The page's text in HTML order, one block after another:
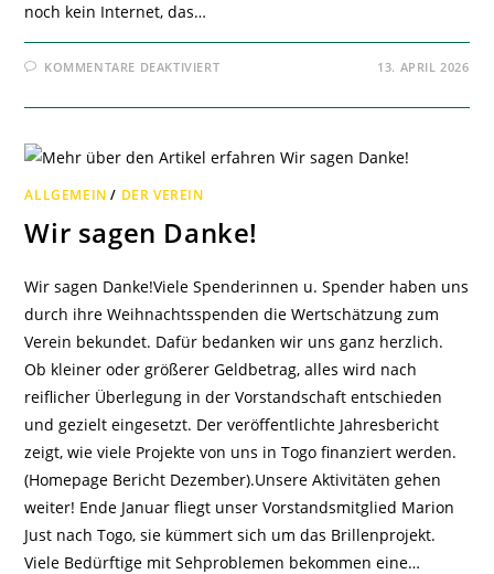
noch kein Internet, das…
KOMMENTARE DEAKTIVIERTFÜR
ILFE F
13. APRIL 2026
ALLGEMEIN / DER VEREIN
Wir sagen Danke!
Wir sagen Danke!Viele Spenderinnen u. Spender haben uns
durch ihre Weihnachtsspenden die Wertschätzung zum
Verein bekundet. Dafür bedanken wir uns ganz herzlich.
Ob kleiner oder größerer Geldbetrag, alles wird nach
reiflicher Überlegung in der Vorstandschaft entschieden
und gezielt eingesetzt. Der veröffentlichte Jahresbericht
zeigt, wie viele Projekte von uns in Togo finanziert werden.
(Homepage Bericht Dezember).Unsere Aktivitäten gehen
weiter! Ende Januar fliegt unser Vorstandsmitglied Marion
Just nach Togo, sie kümmert sich um das Brillenprojekt.
Viele Bedürftige mit Sehproblemen bekommen eine…